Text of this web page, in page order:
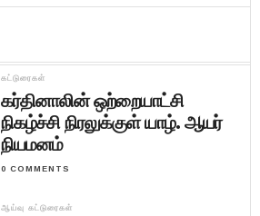
கட்டுரைகள்
கர்தினாலின் ஒற்றையாட்சி
நிகழ்ச்சி நிரலுக்குள் யாழ். ஆயர்
நியமனம்
0 COMMENTS
ஆய்வு கட்டுரைகள்